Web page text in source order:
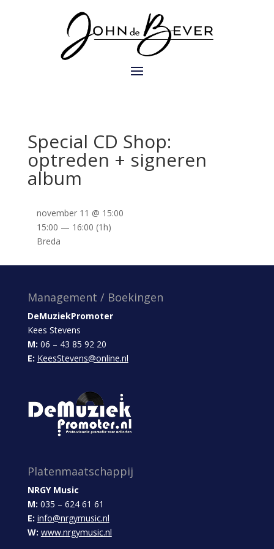
Special CD Shop:
optreden + signeren
album
november 11 @ 15:00
15:00 — 16:00 (1h)
Breda
Management / Boekingen
DeMuziekPromoter
Kees Stevens
M: 06 – 43 85 92 20
E: KeesStevens@online.nl
Platenmaatschappij
NRGY Music
M: 035 – 624 61 61
E: info@nrgymusic.nl
W: www.nrgymusic.nl